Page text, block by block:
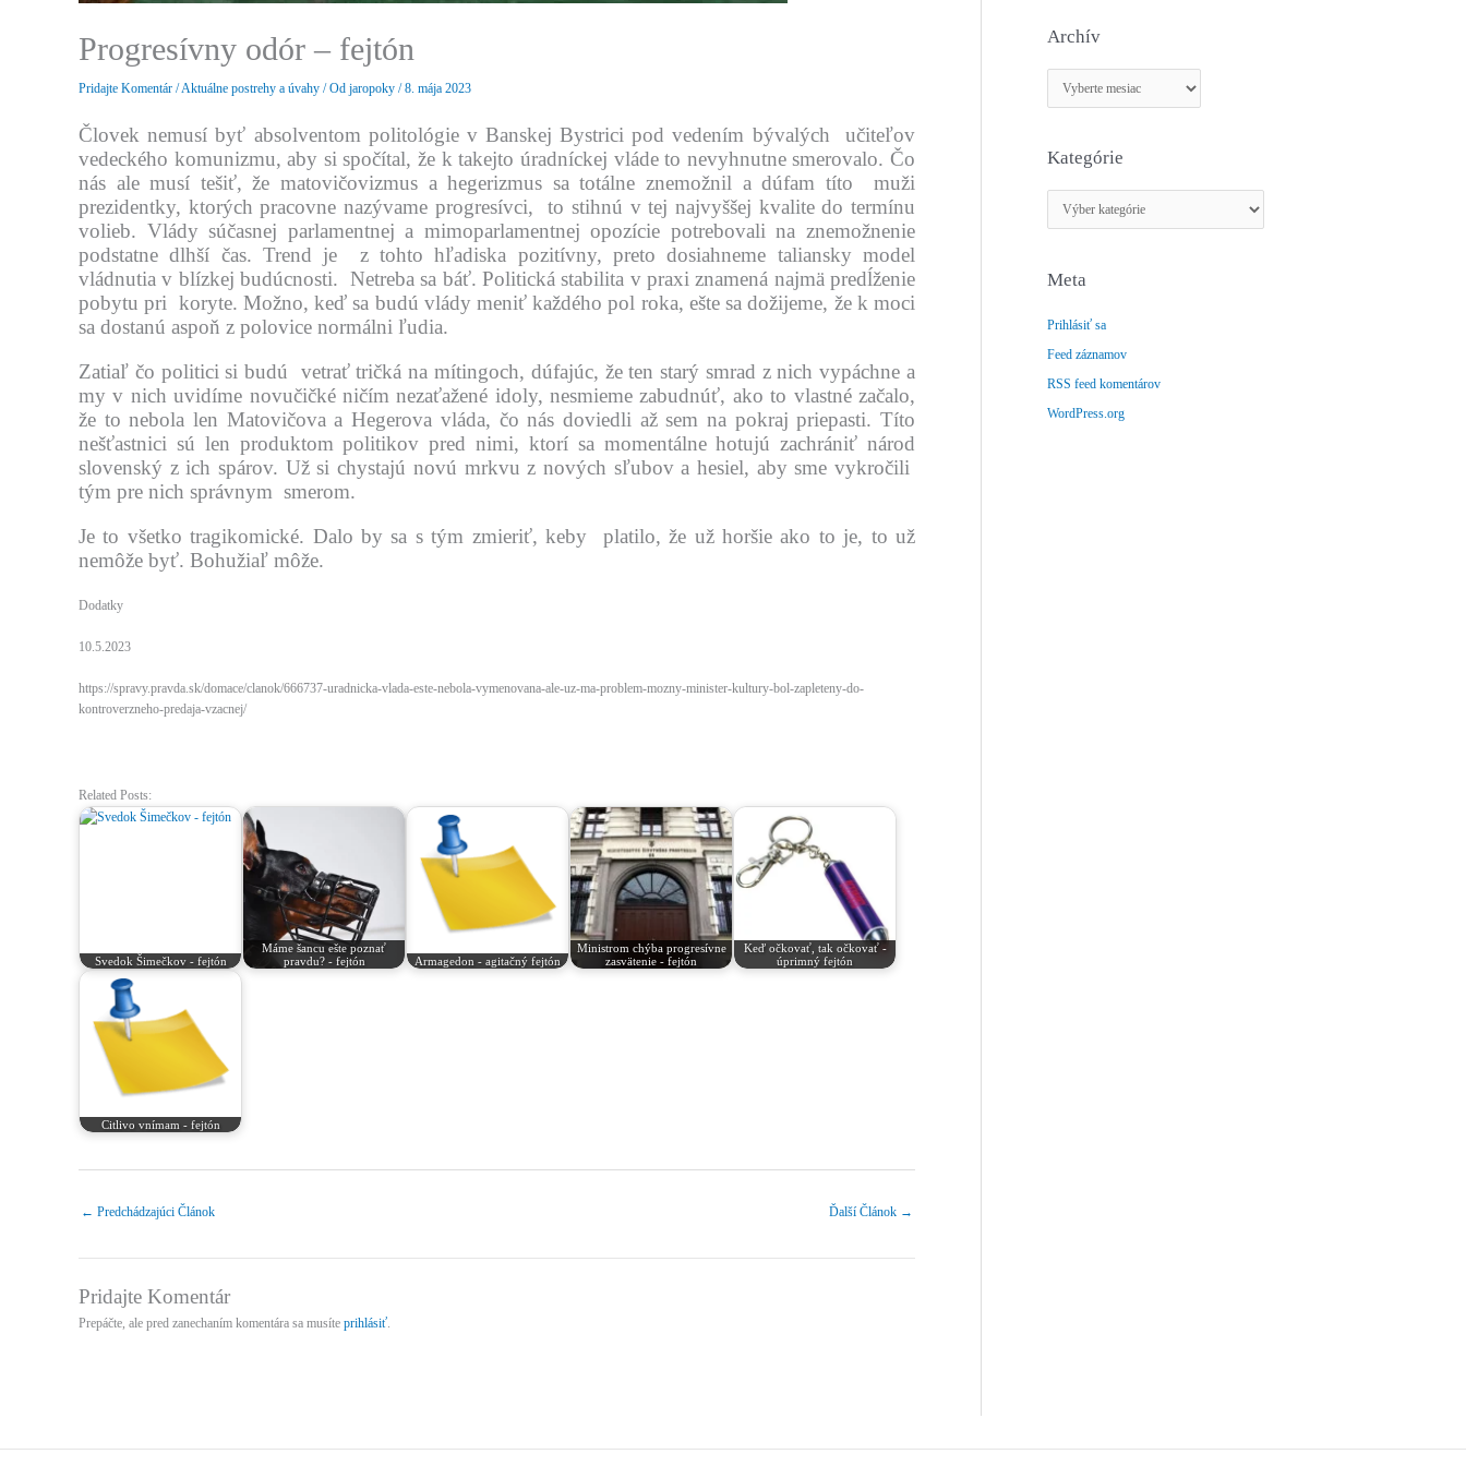
Progresívny odór – fejtón
Pridajte Komentár /Aktuálne postrehy a úvahy / Od jaropoky /8. mája 2023
Človek nemusí byť absolventom politológie v Banskej Bystrici pod vedením bývalých učiteľov
vedeckého komunizmu, aby si spočítal, že k takejto úradníckej vláde to nevyhnutne smerovalo. Čo
nás ale musí tešiť, že matovičovizmus a hegerizmus sa totálne znemožnil a dúfam títo muži
prezidentky, ktorých pracovne nazývame progresívci, to stihnú v tej najvyššej kvalite do termínu
volieb. Vlády súčasnej parlamentnej a mimoparlamentnej opozície potrebovali na znemožnenie
podstatne dlhší čas. Trend je z tohto hľadiska pozitívny, preto dosiahneme taliansky model
vládnutia v blízkej budúcnosti. Netreba sa báť. Politická stabilita v praxi znamená najmä predĺženie
pobytu pri koryte. Možno, keď sa budú vlády meniť každého pol roka, ešte sa dožijeme, že k moci
sa dostanú aspoň z polovice normálni ľudia.
Zatiaľ čo politici si budú vetrať tričká na mítingoch, dúfajúc, že ten starý smrad z nich vypáchne a
my v nich uvidíme novučičké ničím nezaťažené idoly, nesmieme zabudnúť, ako to vlastné začalo,
že to nebola len Matovičova a Hegerova vláda, čo nás doviedli až sem na pokraj priepasti. Títo
nešťastnici sú len produktom politikov pred nimi, ktorí sa momentálne hotujú zachrániť národ
slovenský z ich spárov. Už si chystajú novú mrkvu z nových sľubov a hesiel, aby sme vykročili
tým pre nich správnym smerom.
Je to všetko tragikomické. Dalo by sa s tým zmieriť, keby platilo, že už horšie ako to je, to už
nemôže byť. Bohužiaľ môže.
Dodatky
10.5.2023
https://spravy.pravda.sk/domace/clanok/666737-uradnicka-vlada-este-nebola-vymenovana-ale-uz-ma-problem-mozny-minister-kultury-bol-zapleteny-do-
kontroverzneho-predaja-vzacnej/
Related Posts:
Svedok Šimečkov - fejtón
Máme šancu ešte poznať
pravdu? - fejtón
Armagedon - agitačný fejtón
Ministrom chýba progresívne
zasvätenie - fejtón
Keď očkovať, tak očkovať -
úprimný fejtón
Citlivo vnímam - fejtón
← Predchádzajúci Článok Ďalší Článok →
Pridajte Komentár
Prepáčte, ale pred zanechaním komentára sa musíte prihlásiť.
Archív
r
h
Kategórie
a
e
ó
r
i
e
Meta
Prihlásiť sa
Feed záznamov
RSS feed komentárov
WordPress.org